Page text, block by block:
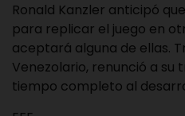
Ronald Kanzler anticipó
para replicar el juego en
aceptará alguna de ellas.
Venezolario, renunció a
tiempo completo al